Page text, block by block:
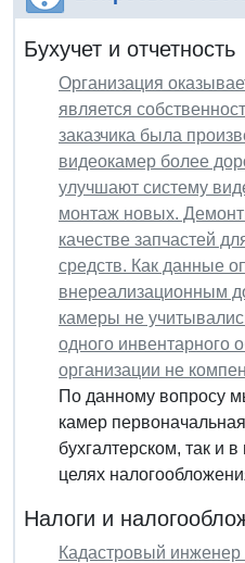
Бухучет и отчетность
Организация
является
заказчика была
видеокамер более
улучшают систему
монтаж новых.
качестве запчастей
средств. Как данные
внереализационным
камеры не
одного инвентарного
организации не
По данному вопросу
камер
бухгалтерском, так и
целях
Налоги и
Кадастровый